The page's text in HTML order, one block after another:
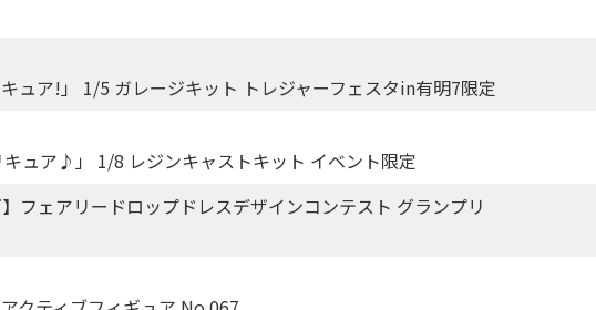
ュア!」 1/5 ガレージキット トレジャーフェスタin有明7限定
ュア♪」 1/8 レジンキャストキット イベント限定
フェアリードロップドレスデザインコンテスト グランプリ